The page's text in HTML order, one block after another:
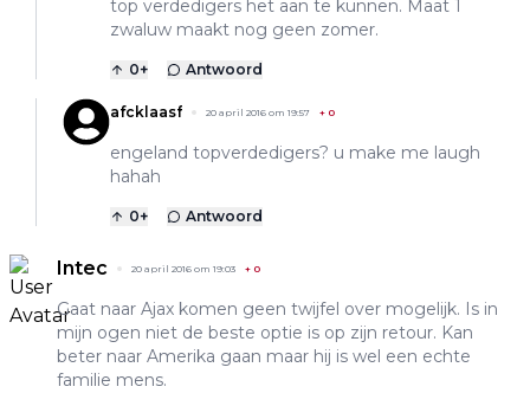
top verdedigers het aan te kunnen. Maat 1
zwaluw maakt nog geen zomer.
0+ Antwoord
afcklaasf 20 april 2016 om 19:57 + 0
engeland topverdedigers? u make me laugh
hahah
0+ Antwoord
Intec 20 april 2016 om 19:03 + 0
Gaat naar Ajax komen geen twijfel over mogelijk. Is in
mijn ogen niet de beste optie is op zijn retour. Kan
beter naar Amerika gaan maar hij is wel een echte
familie mens.